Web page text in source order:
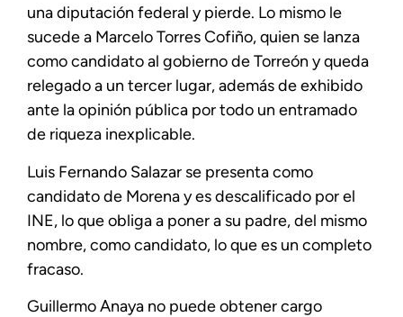
una diputación federal y pierde. Lo mismo le
sucede a Marcelo Torres Cofiño, quien se lanza
como candidato al gobierno de Torreón y queda
relegado a un tercer lugar, además de exhibido
ante la opinión pública por todo un entramado
de riqueza inexplicable.
Luis Fernando Salazar se presenta como
candidato de Morena y es descalificado por el
INE, lo que obliga a poner a su padre, del mismo
nombre, como candidato, lo que es un completo
fracaso.
Guillermo Anaya no puede obtener cargo